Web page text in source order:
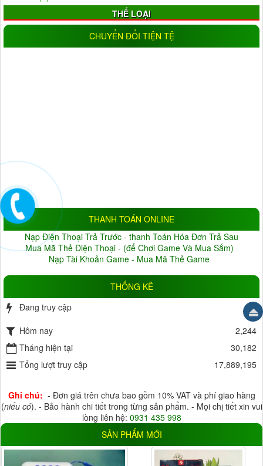
THỂ LOẠI
IP(11)
Wifi(17) IP wifi(19)
2.0MP(33)
4.0MP
Đang cập nhật(10)
BẢO HÀNH
Không(1) Thỏa thuận(22)
(0) 2 tháng(0)
4 tháng
5 tháng(0) 6 tháng(6)
7 tháng(0)
9 tháng(1)
11 tháng(0)
18 tháng(3)
HDD(6) Thẻ Nhớ(26)
Cloud(17)
ĐIỆN ÁP
12V(37)
CHUYỂN ĐỔI TIỆN TỆ
THANH TOÁN ONLINE
Nạp Điện Thoại Trả Trước - thanh Toán Hóa Đơn Trả Sau
Mua Mã Thẻ Điện Thoại - (để Chơi Game Và Mua Sắm)
Nạp Tài Khoản Game - Mua Mã Thẻ Game
THỐNG KÊ
Đang truy cập
15
Hôm nay
2,244
Tháng hiện tại
30,182
Tổng lượt truy cập
17,889,195
Ghi chú: - Đơn giá trên chưa bao gồm 10% VAT và phí giao hàng
(niếu có). - Bảo hành chi tiết trong từng sản phẩm. - Mọi chị tiết xin vui
lòng liên hệ: 0931 435 998
SẢN PHẨM MỚI